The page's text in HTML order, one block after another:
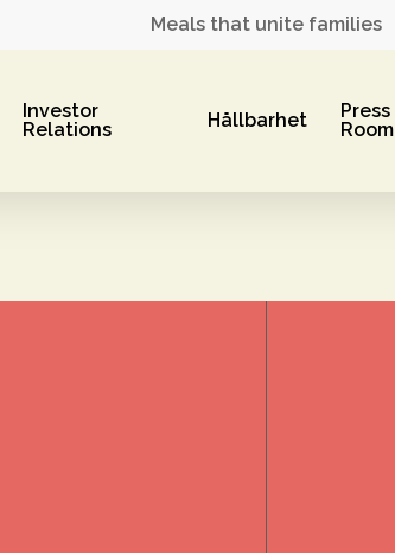
Meals that unite families
Investor
Relations
Hållbarhet
Press
Room